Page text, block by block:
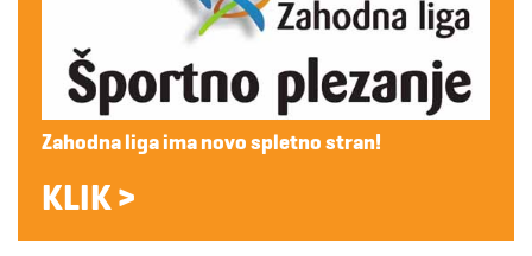
Zahodna liga ima novo spletno stran!
KLIK >